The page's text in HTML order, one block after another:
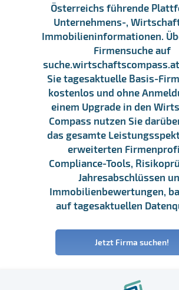
Österreichs führende
Unternehmens-,
Immobilieninformationen.
Firmensuche auf
Sie tagesaktuelle Basis-
kostenlos und ohne
einem Upgrade in den
Compass nutzen Sie
das gesamte
erweiterten
Compliance-Tools,
Jahresabschlüssen
Immobilienbewertungen,
auf tagesaktuellen
Jetzt Firma suchen!